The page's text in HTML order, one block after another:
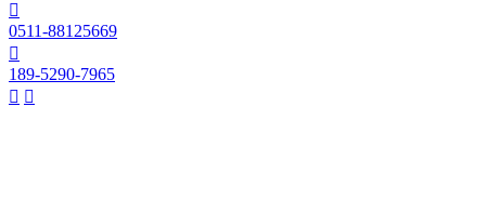

0511-88125669

189-5290-7965
 